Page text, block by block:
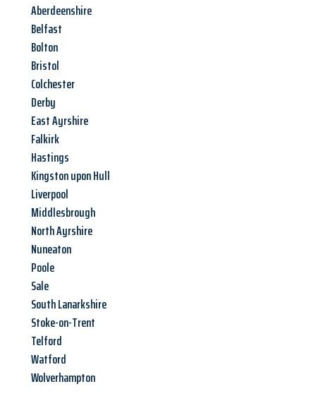
Aberdeenshire
Belfast
Bolton
Bristol
Colchester
Derby
East Ayrshire
Falkirk
Hastings
Kingston upon Hull
Liverpool
Middlesbrough
North Ayrshire
Nuneaton
Poole
Sale
South Lanarkshire
Stoke-on-Trent
Telford
Watford
Wolverhampton